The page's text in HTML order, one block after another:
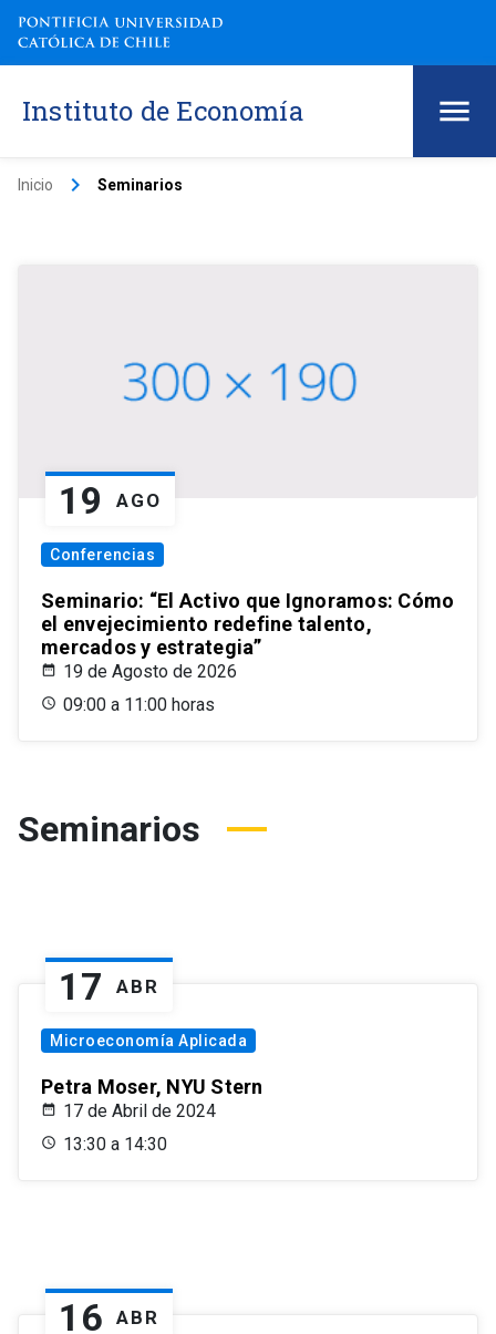
Instituto de Economía
Inicio keyboard_arrow_right Seminarios
19 AGO
Conferencias
Seminario: “El Activo que Ignoramos: Cómo
el envejecimiento redefine talento,
mercados y estrategia”
19 de Agosto de 2026
09:00 a 11:00 horas
Seminarios
17 ABR
Microeconomía Aplicada
Petra Moser, NYU Stern
17 de Abril de 2024
13:30 a 14:30
16 ABR